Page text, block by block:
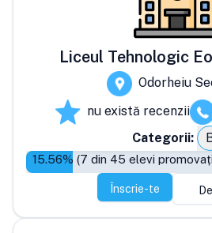
Liceul Tehnologic
Odorheiu
nu există recenzii
Categorii:
15.56% (7 din 45 elevi
Înscrie-te